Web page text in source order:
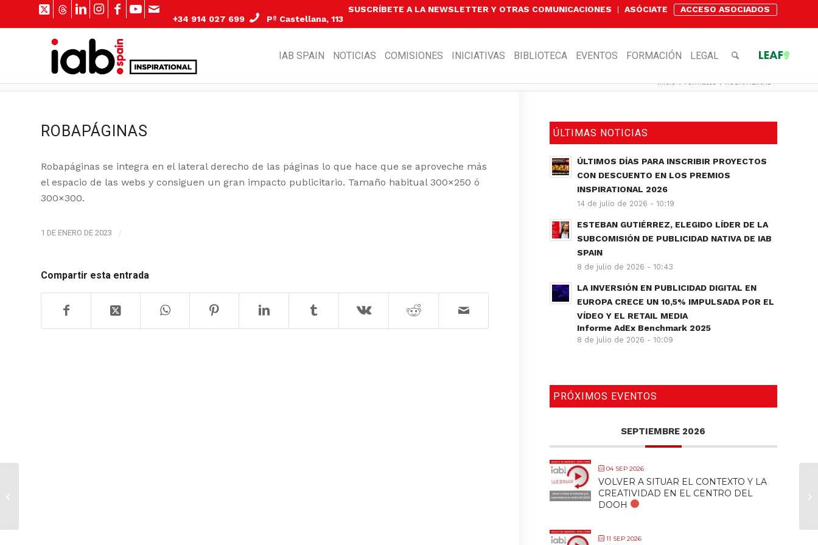
SUSCRÍBETE A LA NEWSLETTER Y OTRAS COMUNICACIONES ASÓCIATE
ACCESO ASOCIADOS
+34 914 027 699
Pº Castellana, 113
IAB SPAIN NOTICIAS COMISIONES INICIATIVAS BIBLIOTECA EVENTOS FORMACIÓN LEGAL
Inicio / Formatos / ROBAPÁGINAS
ROBAPÁGINAS
Robapáginas se integra en el lateral derecho de las páginas lo que hace que se aproveche más
el espacio de las webs y consiguen un gran impacto publicitario. Tamaño habitual 300×250 ó
300×300.
1 DE ENERO DE 2023 /
Compartir esta entrada
ÚLTIMAS NOTICIAS
ÚLTIMOS DÍAS PARA INSCRIBIR PROYECTOS
CON DESCUENTO EN LOS PREMIOS
INSPIRATIONAL 2026
14 de julio de 2026 - 10:19
ESTEBAN GUTIÉRREZ, ELEGIDO LÍDER DE LA
SUBCOMISIÓN DE PUBLICIDAD NATIVA DE IAB
SPAIN
8 de julio de 2026 - 10:43
LA INVERSIÓN EN PUBLICIDAD DIGITAL EN
EUROPA CRECE UN 10,5% IMPULSADA POR EL
VÍDEO Y EL RETAIL MEDIA
Informe AdEx Benchmark 2025
8 de julio de 2026 - 10:09
PRÓXIMOS EVENTOS
SEPTIEMBRE 2026
04 SEP 2026
VOLVER A SITUAR EL CONTEXTO Y LA
CREATIVIDAD EN EL CENTRO DEL
DOOH
11 SEP 2026